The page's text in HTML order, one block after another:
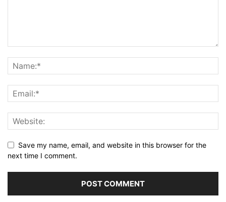
Save my name, email, and website in this browser for the
next time I comment.